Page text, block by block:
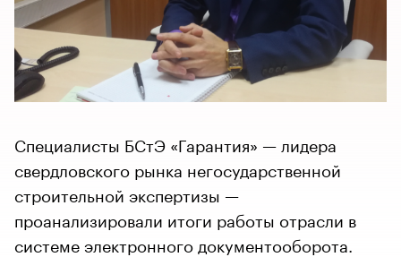
Специалисты БСтЭ «Гарантия» — лидера
свердловского рынка негосударственной
строительной экспертизы —
проанализировали итоги работы отрасли в
системе электронного документооборота.